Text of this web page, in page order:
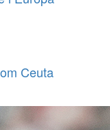
Ceuta